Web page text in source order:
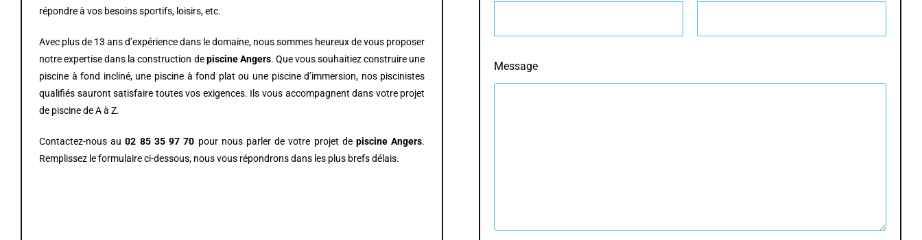
répondre à vos besoins sportifs, loisirs, etc.
Avec plus de 13 ans d’expérience dans le domaine, nous sommes heureux de vous proposer
notre expertise dans la construction depiscineAngers. Que vous souhaitiez construire une
piscine à fond incliné, une piscine à fond plat ou une piscine d’immersion, nos piscinistes
qualifiés sauront satisfaire toutes vos exigences. Ils vous accompagnent dans votre projet
de piscine de A à Z.
Contactez-nous au02 85 35 97 70 pour nous parler de votre projet depiscine Angers.
Remplissez le formulaire ci-dessous, nous vous répondrons dans les plus brefs délais.
Message